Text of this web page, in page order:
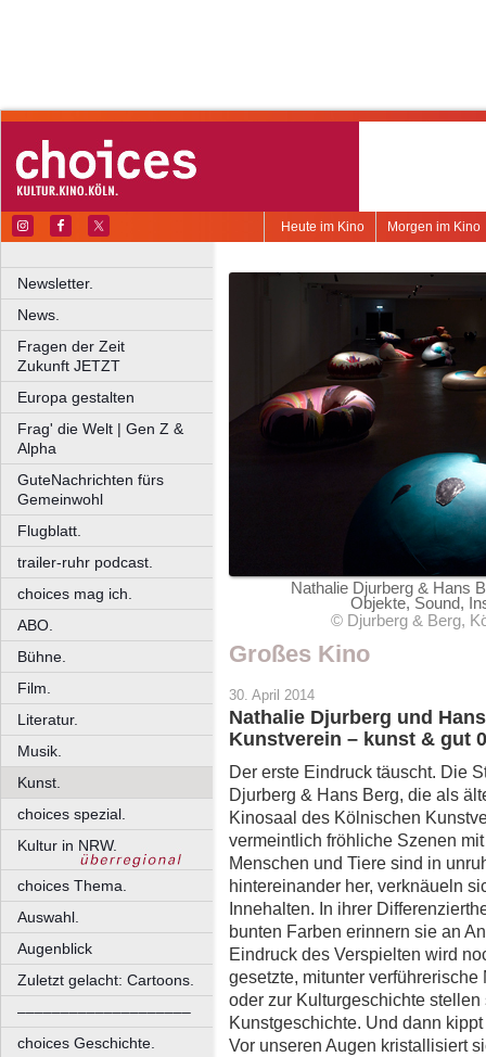
Morgen im Kino
Heute im Kino
Newsletter.
News.
Fragen der Zeit
Zukunft JETZT
Europa gestalten
Frag' die Welt | Gen Z &
Alpha
GuteNachrichten fürs
Gemeinwohl
Flugblatt.
trailer-ruhr podcast.
choices mag ich.
ABO.
Bühne.
Film.
Literatur.
Musik.
Kunst.
choices spezial.
Kultur in NRW.
choices Thema.
Auswahl.
Augenblick
Zuletzt gelacht: Cartoons.
––––––––––––––––––––
choices Geschichte.
Nathalie Djurberg & Hans
Objekte, Sound,
© Djurberg & Berg,
Großes Kino
30. April 2014
Nathalie Djurberg und
Kunstverein – kunst & gut
Der erste Eindruck täuscht. Die
Djurberg & Hans Berg, die als
Kinosaal des Kölnischen
vermeintlich fröhliche Szenen
Menschen und Tiere sind in
hintereinander her, verknäueln
Innehalten. In ihrer
bunten Farben erinnern sie an
Eindruck des Verspielten wird
gesetzte, mitunter
oder zur Kulturgeschichte
Kunstgeschichte. Und dann
Vor unseren Augen kristallisiert